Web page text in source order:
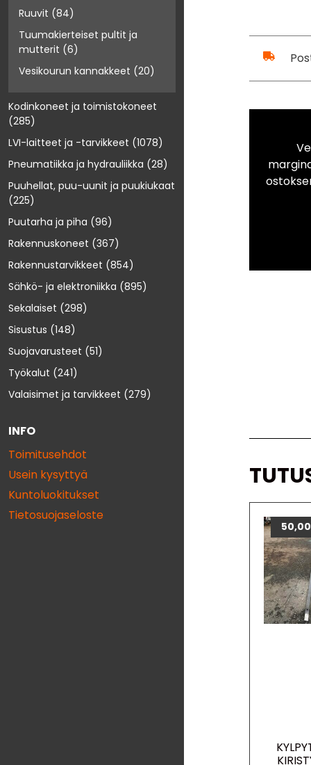
Ruuvit (84)
Tuumakierteiset pultit ja
mutterit (6)
Vesikourun kannakkeet (20)
Kodinkoneet ja toimistokoneet
(285)
LVI-laitteet ja -tarvikkeet (1078)
Pneumatiikka ja hydrauliikka (28)
Puuhellat, puu-uunit ja puukiukaat
(225)
Puutarha ja piha (96)
Rakennuskoneet (367)
Rakennustarvikkeet (854)
Sähkö- ja elektroniikka (895)
Sekalaiset (298)
Sisustus (148)
Suojavarusteet (51)
Työkalut (241)
Valaisimet ja tarvikkeet (279)
INFO
Toimitusehdot
Usein kysyttyä
Kuntoluokitukset
Tietosuojaseloste